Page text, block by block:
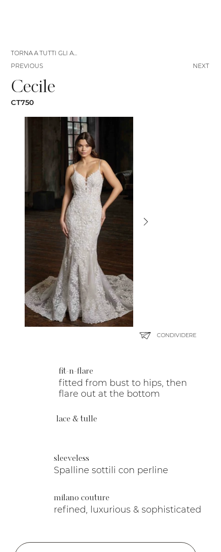
fit-n-flare
fitted from bust to hips, then
flare out at the bottom
lace & tulle
sleeveless
Spalline sottili con perline
milano couture
refined, luxurious & sophisticated
Cecile
CT750
CONDIVIDERE
NEXT
TORNA A TUTTI GLI ABITI
PREVIOUS